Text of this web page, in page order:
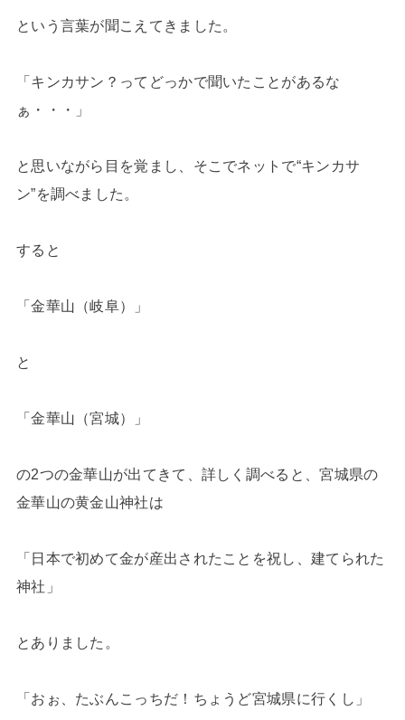
という言葉が聞こえてきました。
「キンカサン？ってどっかで聞いたことがあるな
ぁ・・・」
と思いながら目を覚まし、そこでネットで“キンカサ
ン”を調べました。
すると
「金華山（岐阜）」
と
「金華山（宮城）」
の2つの金華山が出てきて、詳しく調べると、宮城県の
金華山の黄金山神社は
「日本で初めて金が産出されたことを祝し、建てられた
神社」
とありました。
「おぉ、たぶんこっちだ！ちょうど宮城県に行くし」